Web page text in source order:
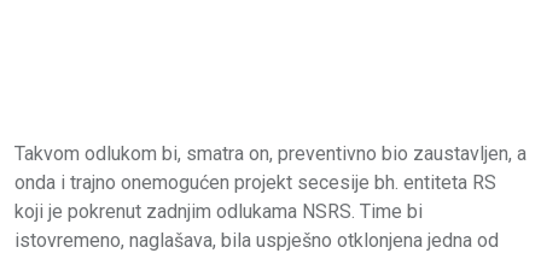
Takvom odlukom bi, smatra on, preventivno bio zaustavljen, a
onda i trajno onemogućen projekt secesije bh. entiteta RS
koji je pokrenut zadnjim odlukama NSRS. Time bi
istovremeno, naglašava, bila uspješno otklonjena jedna od